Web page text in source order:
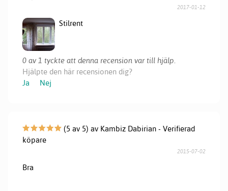
2017-01-12
Stilrent
0 av 1 tyckte att denna recension var till hjälp.
Hjälpte den här recensionen dig?
Ja
Nej
(5 av 5) av Kambiz Dabirian - Verifierad
köpare
2015-07-02
Bra